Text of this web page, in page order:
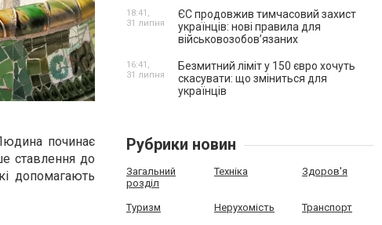
починає
ставлення до
допомагають
ЄС продовжив тимчасовий захист
українців: нові правила для
військовозобов’язаних
18:41,
31 липня
Безмитний ліміт у 150 євро хочуть
скасувати: що зміниться для
українців
16:41,
31 липня
Рубрики новин
Загальний
розділ
Техніка Здоров'я
Туризм Нерухомість Транспорт